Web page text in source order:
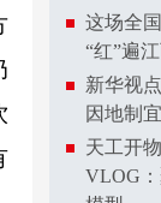
这场全
“红”遍
新华视
因地制
天工开物
VLOG